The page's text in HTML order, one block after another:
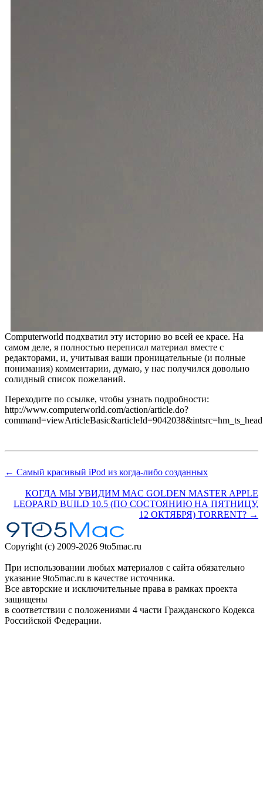
Computerworld подхватил эту историю во всей ее красе. На
самом деле, я полностью переписал материал вместе с
редакторами, и, учитывая ваши проницательные (и полные
понимания) комментарии, думаю, у нас получился довольно
солидный список пожеланий.
Переходите по ссылке, чтобы узнать подробности:
http://www.computerworld.com/action/article.do?
command=viewArticleBasic&articleId=9042038&intsrc=hm_ts_head
← Самый красивый iPod из когда-либо созданных
КОГДА МЫ УВИДИМ MAC GOLDEN MASTER APPLE
LEOPARD BUILD 10.5 (ПО СОСТОЯНИЮ НА ПЯТНИЦУ,
12 ОКТЯБРЯ) TORRENT? →
Copyright (c) 2009-2026 9to5mac.ru
При использовании любых материалов с сайта обязательно
указание 9to5mac.ru в качестве источника.
Все авторские и исключительные права в рамках проекта
защищены
в соответствии с положениями 4 части Гражданского Кодекса
Российской Федерации.